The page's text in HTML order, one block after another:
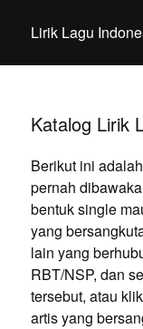
Lirik Lagu
Katalog Lirik
Berikut ini
pernah
bentuk single
yang
lain yang
RBT/NSP, dan
tersebut, atau
artis yang